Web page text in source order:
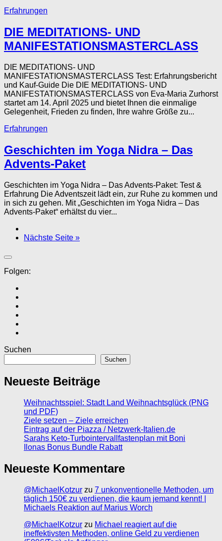
Erfahrungen
DIE MEDITATIONS- UND
MANIFESTATIONSMASTERCLASS
DIE MEDITATIONS- UND
MANIFESTATIONSMASTERCLASS Test: Erfahrungsbericht
und Kauf-Guide Die DIE MEDITATIONS- UND
MANIFESTATIONSMASTERCLASS von Eva-Maria Zurhorst
startet am 14. April 2025 und bietet Ihnen die einmalige
Gelegenheit, Frieden zu finden, Ihre wahre Größe zu...
Erfahrungen
Geschichten im Yoga Nidra – Das
Advents-Paket
Geschichten im Yoga Nidra – Das Advents-Paket: Test &
Erfahrung Die Adventszeit lädt ein, zur Ruhe zu kommen und
in sich zu gehen. Mit „Geschichten im Yoga Nidra – Das
Advents-Paket“ erhältst du vier...
Nächste Seite »
Folgen:
Suchen
Suchen
Neueste Beiträge
Weihnachtsspiel: Stadt Land Weihnachtsglück (PNG
und PDF)
Ziele setzen – Ziele erreichen
Eintrag auf der Piazza / Netzwerk-Italien.de
Sarahs Keto-Turbointervallfastenplan mit Boni
Ilonas Bonus Bundle Rabatt
Neueste Kommentare
@MichaelKotzur zu 7 unkonventionelle Methoden, um
täglich 150€ zu verdienen, die kaum jemand kennt! |
Michaels Reaktion auf Marius Worch
@MichaelKotzur zu Michael reagiert auf die
ineffektivsten Methoden, online Geld zu verdienen